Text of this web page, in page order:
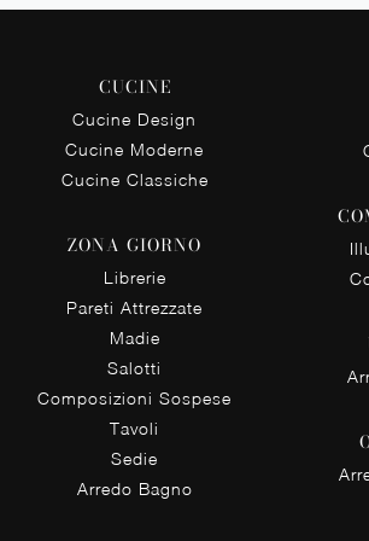
CUCINE
Cucine Design
Cucine Moderne
Cucine Classiche
ZONA GIORNO
Librerie
Pareti Attrezzate
Madie
Salotti
Composizioni Sospese
Tavoli
Sedie
Arredo Bagno